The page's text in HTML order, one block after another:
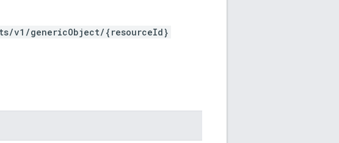
v1/genericObject/{resourceId}